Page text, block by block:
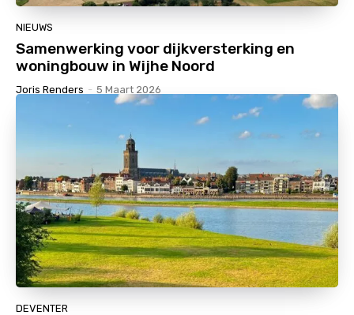
NIEUWS
Samenwerking voor dijkversterking en
woningbouw in Wijhe Noord
Joris Renders - 5 Maart 2026
DEVENTER